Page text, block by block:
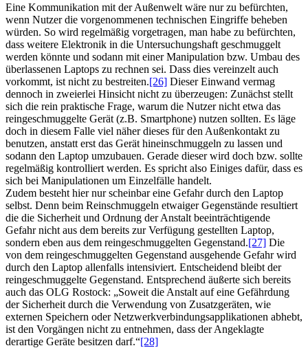
Eine Kommunikation mit der Außenwelt wäre nur zu befürchten,
wenn Nutzer die vorgenommenen technischen Eingriffe beheben
würden. So wird regelmäßig vorgetragen, man habe zu befürchten,
dass weitere Elektronik in die Untersuchungshaft geschmuggelt
werden könnte und sodann mit einer Manipulation bzw. Umbau des
überlassenen Laptops zu rechnen sei. Dass dies vereinzelt auch
vorkommt, ist nicht zu bestreiten.[26] Dieser Einwand vermag
dennoch in zweierlei Hinsicht nicht zu überzeugen: Zunächst stellt
sich die rein praktische Frage, warum die Nutzer nicht etwa das
reingeschmuggelte Gerät (z.B. Smartphone) nutzen sollten. Es läge
doch in diesem Falle viel näher dieses für den Außenkontakt zu
benutzen, anstatt erst das Gerät hineinschmuggeln zu lassen und
sodann den Laptop umzubauen. Gerade dieser wird doch bzw. sollte
regelmäßig kontrolliert werden. Es spricht also Einiges dafür, dass es
sich bei Manipulationen um Einzelfälle handelt.
Zudem besteht hier nur scheinbar eine Gefahr durch den Laptop
selbst. Denn beim Reinschmuggeln etwaiger Gegenstände resultiert
die die Sicherheit und Ordnung der Anstalt beeinträchtigende
Gefahr nicht aus dem bereits zur Verfügung gestellten Laptop,
sondern eben aus dem reingeschmuggelten Gegenstand.[27] Die
von dem reingeschmuggelten Gegenstand ausgehende Gefahr wird
durch den Laptop allenfalls intensiviert. Entscheidend bleibt der
reingeschmuggelte Gegenstand. Entsprechend äußerte sich bereits
auch das OLG Rostock: „Soweit die Anstalt auf eine Gefährdung
der Sicherheit durch die Verwendung von Zusatzgeräten, wie
externen Speichern oder Netzwerkverbindungsapplikationen abhebt,
ist den Vorgängen nicht zu entnehmen, dass der Angeklagte
derartige Geräte besitzen darf.“[28]